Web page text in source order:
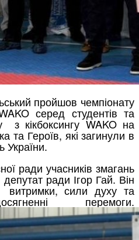
пройшов чемпіонату
серед студентів та
з кікбоксингу WAKO на
та Героїв, які загинули в
України.
ради учасників змагань
депутат ради Ігор Гай. Він
сили духу та
перемоги.